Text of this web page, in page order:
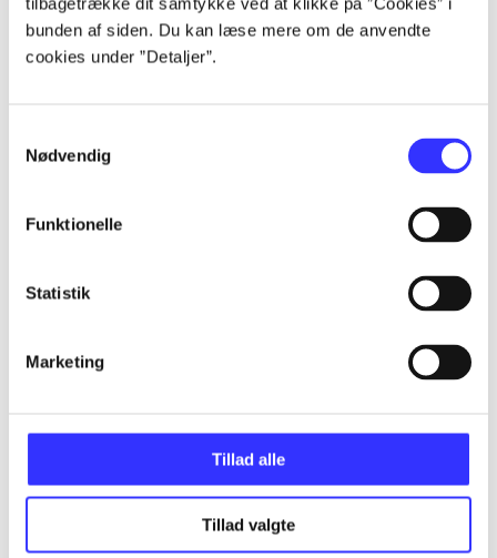
bunden af siden. Du kan læse mere om de anvendte
cookies under ”Detaljer”.
Nødvendig
Funktionelle
Statistik
Marketing
Tillad alle
Tillad valgte
Artikler
Alle registrerede artikler fordelt på udgivelser